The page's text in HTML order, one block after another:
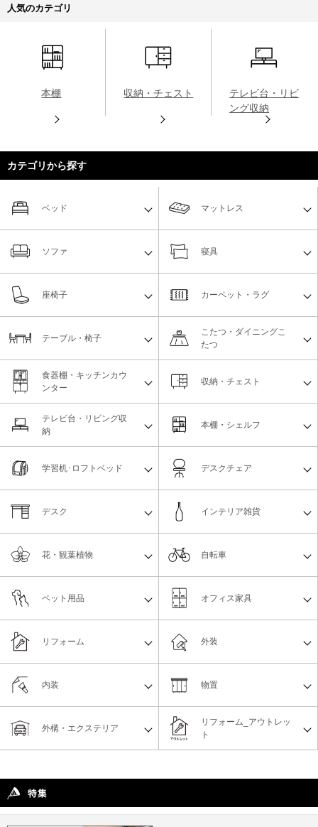
人気のカテゴリ
本棚 収納・チェスト
テレビ台・リビ
ング収納
カテゴリから探す
ベッド マットレス
ソファ 寝具
座椅子 カーペット・ラグ
テーブル・椅子
こたつ・ダイニングこ
たつ
食器棚・キッチンカウ
ンター
収納・チェスト
テレビ台・リビング収
納
本棚・シェルフ
学習机･ロフトベッド デスクチェア
デスク インテリア雑貨
花・観葉植物 自転車
ペット用品 オフィス家具
リフォーム
リフォーム_アウトレッ
ト
物置
外構・エクステリア
外装
内装